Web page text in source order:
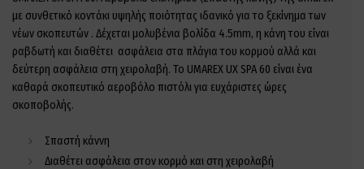
με συνθετικό κοντάκι υψηλής ποιότητας ιδανικό για το ξεκίνημα των
νέων σκοπευτών . Δέχεται μολυβένια βολίδα 4.5mm, η κάνη του είναι
ραβδωτή και διαθέτει ασφάλεια στα πλάγια του κορμού αλλά και
δεύτερη ασφάλεια στη χειρολαβή. Το UMAREX UX SPA 60 είναι ένα
καθαρά σκοπευτικό αεροβόλο πιστόλι για ευχάριστες ώρες
σκοποβολής.
Σπαστή κάννη
Διαθέτει ασφάλεια στον κορμό και στη χειρολαβή